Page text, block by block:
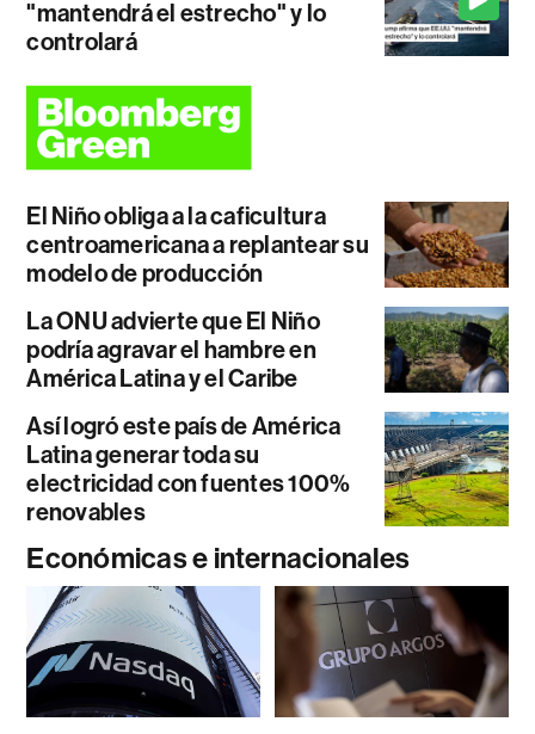
"mantendrá el estrecho" y lo
controlará
El Niño obliga a la caficultura
centroamericana a replantear su
modelo de producción
La ONU advierte que El Niño
podría agravar el hambre en
América Latina y el Caribe
Así logró este país de América
Latina generar toda su
electricidad con fuentes 100%
renovables
Económicas e internacionales